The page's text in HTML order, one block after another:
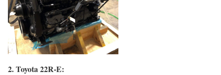
2. Toyota 22R-E: